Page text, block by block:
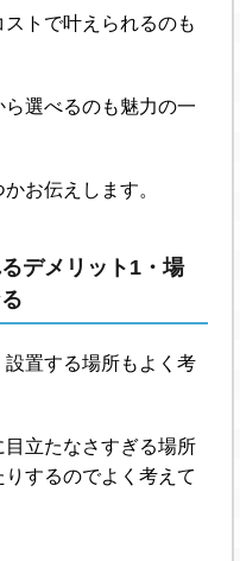
トで叶えられるのも
選べるのも魅力の一
お伝えします。
デメリット1・場
置する場所もよく考
立たなさすぎる場所
するのでよく考えて